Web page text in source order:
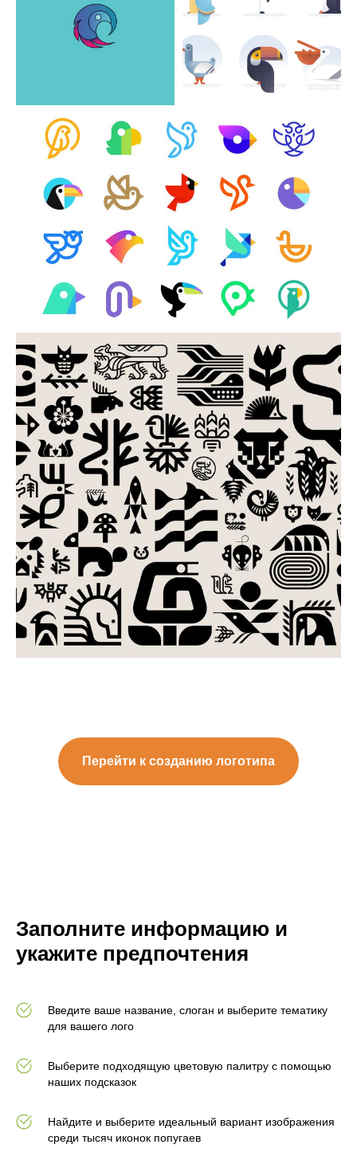
Перейти к созданию логотипа
Заполните информацию и
укажите предпочтения
Введите ваше название, слоган и выберите тематику
для вашего лого
Выберите подходящую цветовую палитру с помощью
наших подсказок
Найдите и выберите идеальный вариант изображения
среди тысяч иконок попугаев